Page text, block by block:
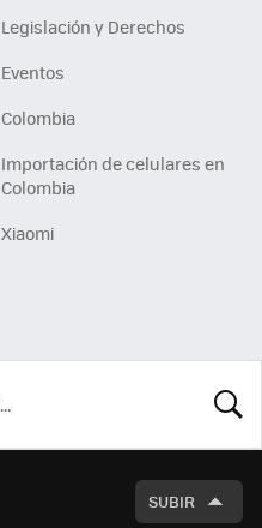
Legislación y Derechos
Eventos
Colombia
Importación de celulares en
Colombia
Xiaomi
SUBIR